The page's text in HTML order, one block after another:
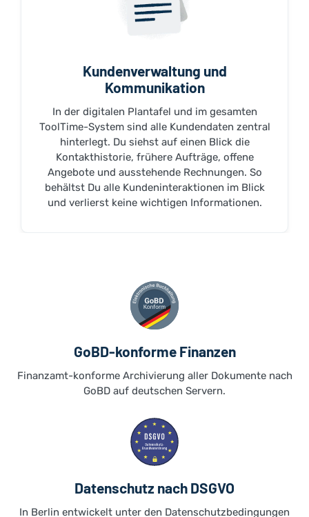
Kundenverwaltung und
Kommunikation
In der digitalen Plantafel und im gesamten
ToolTime-System sind alle Kundendaten zentral
hinterlegt. Du siehst auf einen Blick die
Kontakthistorie, frühere Aufträge, offene
Angebote und ausstehende Rechnungen. So
behältst Du alle Kundeninteraktionen im Blick
und verlierst keine wichtigen Informationen.
GoBD-konforme Finanzen
Finanzamt-konforme Archivierung aller Dokumente nach
GoBD auf deutschen Servern.
Datenschutz nach DSGVO
In Berlin entwickelt unter den Datenschutzbedingungen